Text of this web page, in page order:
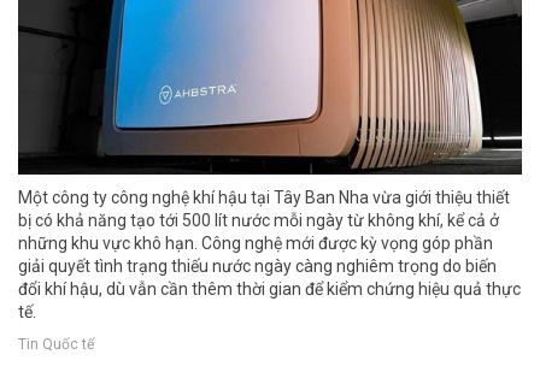
Một công ty công nghệ khí hậu tại Tây Ban Nha vừa giới thiệu thiết
bị có khả năng tạo tới 500 lít nước mỗi ngày từ không khí, kể cả ở
những khu vực khô hạn. Công nghệ mới được kỳ vọng góp phần
giải quyết tình trạng thiếu nước ngày càng nghiêm trọng do biến
đổi khí hậu, dù vẫn cần thêm thời gian để kiểm chứng hiệu quả thực
tế.
Tin Quốc tế